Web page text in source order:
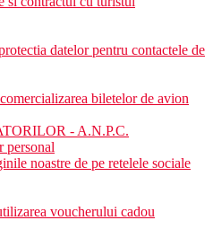
datelor pentru contactele de
biletelor de avion
- A.N.P.C.
personal
noastre de pe retelele sociale
voucherului cadou